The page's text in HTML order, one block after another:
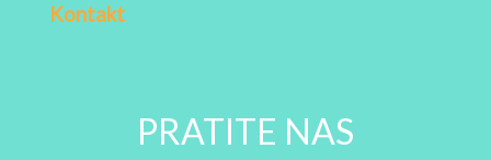
Kontakt
PRATITE NAS